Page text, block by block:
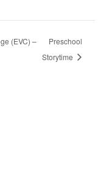
(EVC) –
Preschool
Storytime